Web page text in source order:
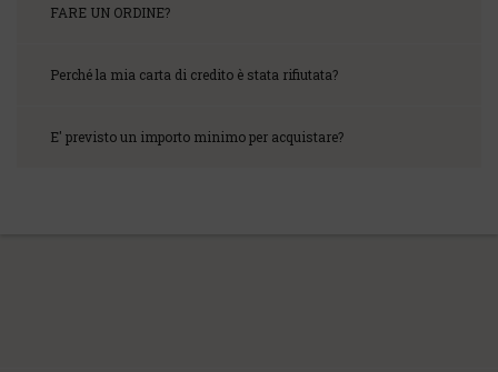
FARE UN ORDINE?
Perché la mia carta di credito è stata rifiutata?
E' previsto un importo minimo per acquistare?